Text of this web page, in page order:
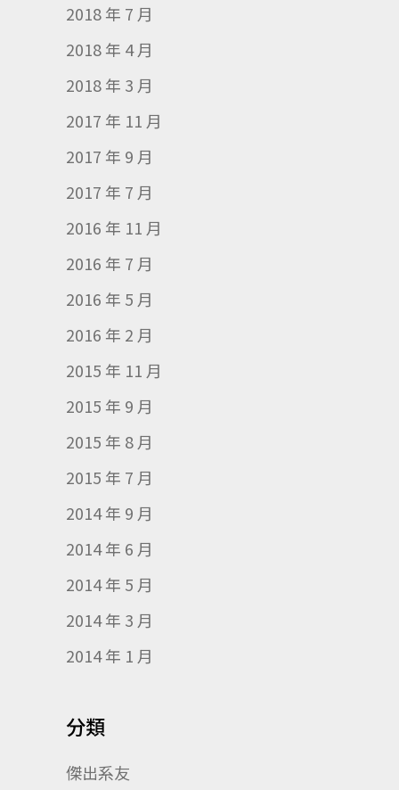
2018 年 7 月
2018 年 4 月
2018 年 3 月
2017 年 11 月
2017 年 9 月
2017 年 7 月
2016 年 11 月
2016 年 7 月
2016 年 5 月
2016 年 2 月
2015 年 11 月
2015 年 9 月
2015 年 8 月
2015 年 7 月
2014 年 9 月
2014 年 6 月
2014 年 5 月
2014 年 3 月
2014 年 1 月
分類
傑出系友